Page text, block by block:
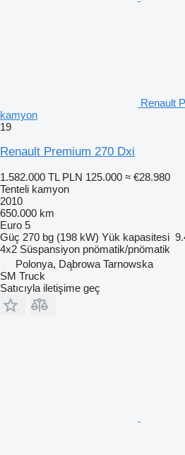
Renault
kamyon
19
Renault Premium 270 Dxi
1.582.000 TL PLN 125.000 ≈ €28.980
Tenteli kamyon
2010
650.000 km
Euro 5
Güç 270 bg (198 kW) Yük kapasitesi
4x2 Süspansiyon pnömatik/pnömatik
Polonya, Dąbrowa Tarnowska
SM Truck
Satıcıyla iletişime geç